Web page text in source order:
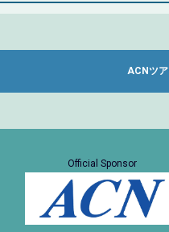
ACNツ
Official Sponsor